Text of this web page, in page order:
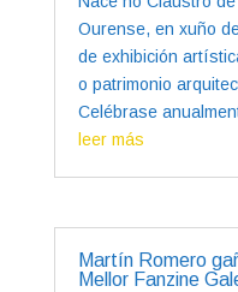
Ourense, en xuño
de exhibición
o patrimonio
Celébrase
leer más
Martín Romero
Mellor Fanzine